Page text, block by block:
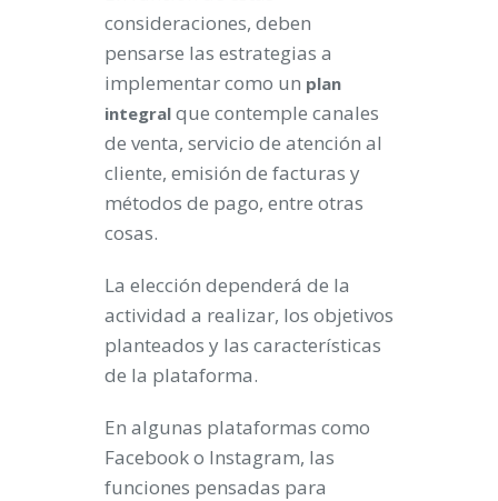
consideraciones, deben
pensarse las estrategias a
implementar como un plan
integral que contemple canales
de venta, servicio de atención al
cliente, emisión de facturas y
métodos de pago, entre otras
cosas.
La elección dependerá de la
actividad a realizar, los objetivos
planteados y las características
de la plataforma.
En algunas plataformas como
Facebook o Instagram, las
funciones pensadas para